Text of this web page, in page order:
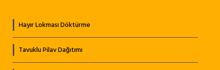
Hayır Lokması Döktürme
Tavuklu Pilav Dağıtımı